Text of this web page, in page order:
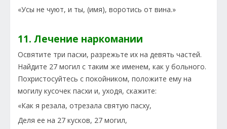
«Усы не чуют, и ты, (имя), воротись от вина.»
11. Лечение наркомании
Освятите три пасхи, разрежьте их на девять частей.
Найдите 27 могил с таким же именем, как у больного.
Похристосуйтесь с покойником, положите ему на
могилу кусочек пасхи и, уходя, скажите:
«Как я резала, отрезала святую пасху,
Деля ее на 27 кусков, 27 могил,